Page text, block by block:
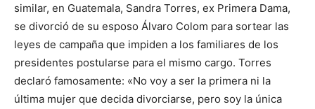
similar, en Guatemala, Sandra Torres, ex Primera Dama,
se divorció de su esposo Álvaro Colom para sortear las
leyes de campaña que impiden a los familiares de los
presidentes postularse para el mismo cargo. Torres
declaró famosamente: «No voy a ser la primera ni la
última mujer que decida divorciarse, pero soy la única